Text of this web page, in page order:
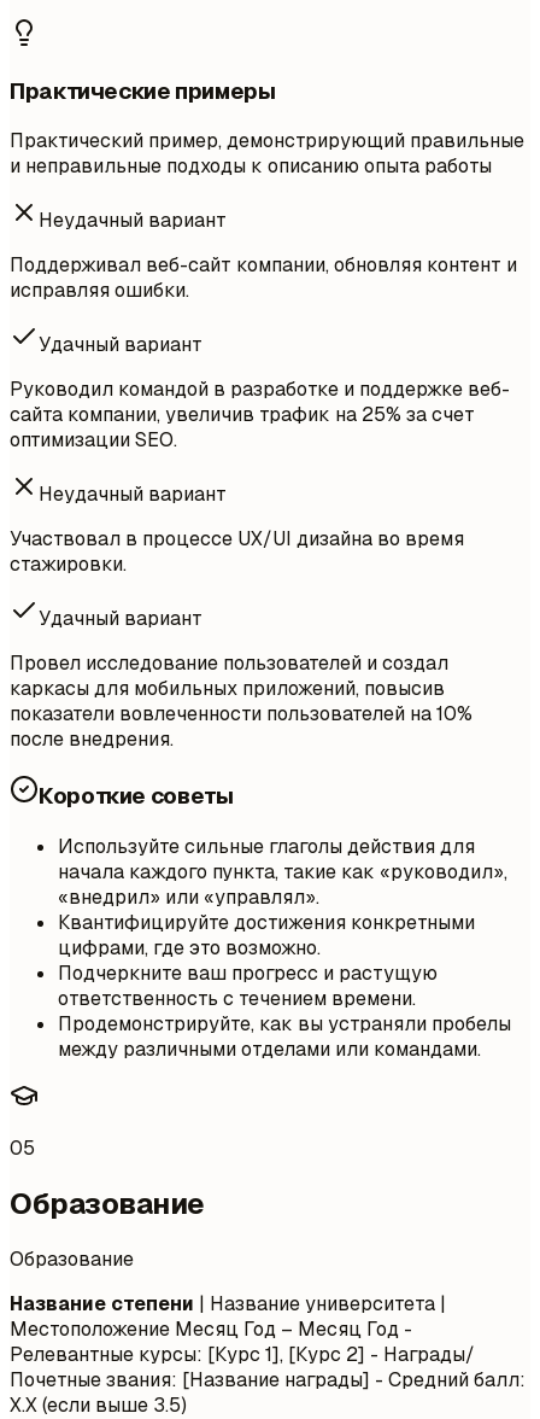
Практические примеры
Практический пример, демонстрирующий правильные
и неправильные подходы к описанию опыта работы
Неудачный вариант
Поддерживал веб-сайт компании, обновляя контент и
исправляя ошибки.
Удачный вариант
Руководил командой в разработке и поддержке веб-
сайта компании, увеличив трафик на 25% за счет
оптимизации SEO.
Неудачный вариант
Участвовал в процессе UX/UI дизайна во время
стажировки.
Удачный вариант
Провел исследование пользователей и создал
каркасы для мобильных приложений, повысив
показатели вовлеченности пользователей на 10%
после внедрения.
Короткие советы
Используйте сильные глаголы действия для
начала каждого пункта, такие как «руководил»,
«внедрил» или «управлял».
Квантифицируйте достижения конкретными
цифрами, где это возможно.
Подчеркните ваш прогресс и растущую
ответственность с течением времени.
Продемонстрируйте, как вы устраняли пробелы
между различными отделами или командами.
05
Образование
Образование
Название степени | Название университета |
Местоположение Месяц Год – Месяц Год -
Релевантные курсы: [Курс 1], [Курс 2] - Награды/
Почетные звания: [Название награды] - Средний балл:
X.X (если выше 3.5)